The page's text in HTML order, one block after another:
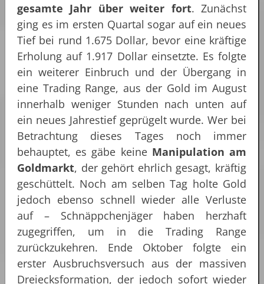
gesamte Jahr über weiter fort. Zunächst
ging es im ersten Quartal sogar auf ein neues
Tief bei rund 1.675 Dollar, bevor eine kräftige
Erholung auf 1.917 Dollar einsetzte. Es folgte
ein weiterer Einbruch und der Übergang in
eine Trading Range, aus der Gold im August
innerhalb weniger Stunden nach unten auf
ein neues Jahrestief geprügelt wurde. Wer bei
Betrachtung dieses Tages noch immer
behauptet, es gäbe keine Manipulation am
Goldmarkt, der gehört ehrlich gesagt, kräftig
geschüttelt. Noch am selben Tag holte Gold
jedoch ebenso schnell wieder alle Verluste
auf – Schnäppchenjäger haben herzhaft
zugegriffen, um in die Trading Range
zurückzukehren. Ende Oktober folgte ein
erster Ausbruchsversuch aus der massiven
Dreiecksformation, der jedoch sofort wieder